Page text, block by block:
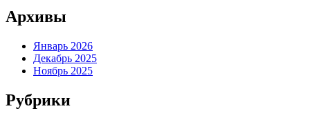
Архивы
Январь 2026
Декабрь 2025
Ноябрь 2025
Рубрики